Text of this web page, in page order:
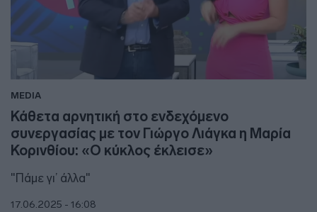
MEDIA
Κάθετα αρνητική στο ενδεχόμενο
συνεργασίας με τον Γιώργο Λιάγκα η Μαρία
Κορινθίου: «Ο κύκλος έκλεισε»
"Πάμε γι’ άλλα"
17.06.2025 - 16:08